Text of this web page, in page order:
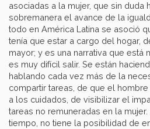
asociadas a la mujer, que sin duda
sobremanera el avance de la
todo en América Latina se asoció
tenía que estar a cargo del hogar,
mayor; y es una narrativa que está
es muy difícil salir. Se están
hablando cada vez más de la
compartir tareas, de que el
a los cuidados, de visibilizar el
tareas no remuneradas en la
tiempo, no tiene la posibilidad de